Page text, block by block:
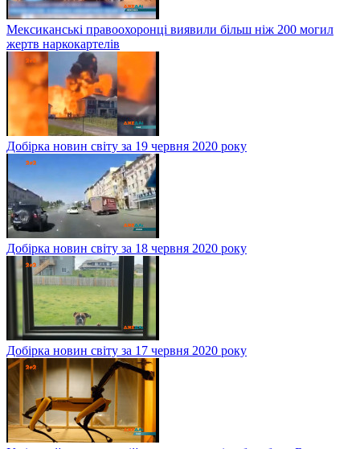
Мексиканські правоохоронці виявили більш ніж 200 могил
жертв наркокартелів
Добірка новин світу за 19 червня 2020 року
Добірка новин світу за 18 червня 2020 року
Добірка новин світу за 17 червня 2020 року